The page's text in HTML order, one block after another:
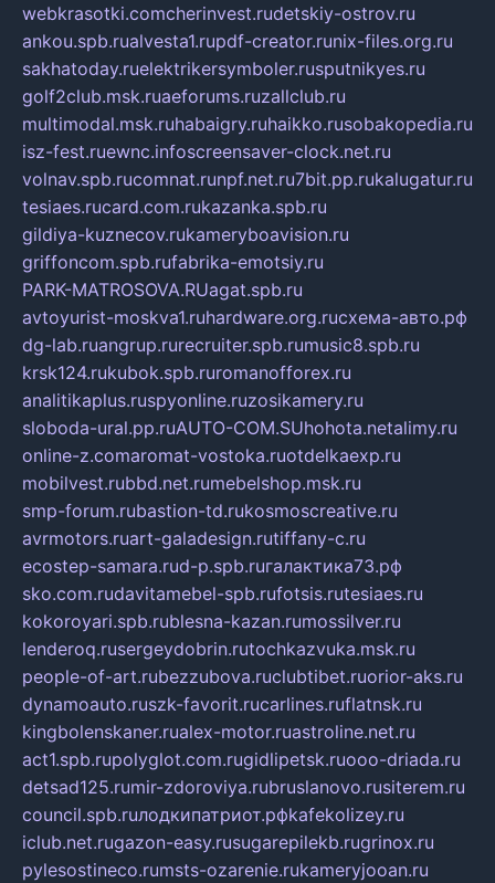
webkrasotki.comcherinvest.rudetskiy-ostrov.ru
ankou.spb.rualvesta1.rupdf-creator.runix-files.org.ru
sakhatoday.ruelektrikersymboler.rusputnikyes.ru
golf2club.msk.ruaeforums.ruzallclub.ru
multimodal.msk.ruhabaigry.ruhaikko.rusobakopedia.ru
isz-fest.ruewnc.infoscreensaver-clock.net.ru
volnav.spb.rucomnat.runpf.net.ru7bit.pp.rukalugatur.ru
tesiaes.rucard.com.rukazanka.spb.ru
gildiya-kuznecov.rukameryboavision.ru
griffoncom.spb.rufabrika-emotsiy.ru
PARK-MATROSOVA.RUagat.spb.ru
avtoyurist-moskva1.ruhardware.org.ruсхема-авто.рф
dg-lab.ruangrup.rurecruiter.spb.rumusic8.spb.ru
krsk124.rukubok.spb.ruromanofforex.ru
analitikaplus.ruspyonline.ruzosikamery.ru
sloboda-ural.pp.ruAUTO-COM.SUhohota.netalimy.ru
online-z.comaromat-vostoka.ruotdelkaexp.ru
mobilvest.rubbd.net.rumebelshop.msk.ru
smp-forum.rubastion-td.rukosmoscreative.ru
avrmotors.ruart-galadesign.rutiffany-c.ru
ecostep-samara.rud-p.spb.ruгалактика73.рф
sko.com.rudavitamebel-spb.rufotsis.rutesiaes.ru
kokoroyari.spb.rublesna-kazan.rumossilver.ru
lenderoq.rusergeydobrin.rutochkazvuka.msk.ru
people-of-art.rubezzubova.ruclubtibet.ruorior-aks.ru
dynamoauto.ruszk-favorit.rucarlines.ruflatnsk.ru
kingbolenskaner.rualex-motor.ruastroline.net.ru
act1.spb.rupolyglot.com.rugidlipetsk.ruooo-driada.ru
detsad125.rumir-zdoroviya.rubruslanovo.rusiterem.ru
council.spb.ruлодкипатриот.рфkafekolizey.ru
iclub.net.rugazon-easy.rusugarepilekb.rugrinox.ru
pylesostineco.rumsts-ozarenie.rukameryjooan.ru